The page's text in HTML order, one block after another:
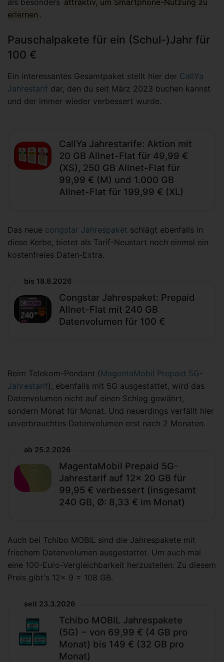
als besonders attraktiv, um Smartphone-Nutzung zu
erlernen .
Pauschalpakete für ein (Schul-)Jahr für
100 €
Ein interessantes Gesamtpaket stellt hier der CallYa
Jahrestarif dar, den du seit März 2023 buchen kannst
und der immer wieder verbessert wurde.
CallYa Jahrestarife: Aktion mit
20 GB Allnet-Flat für 49,99 €
(XS), 250 GB Allnet-Flat für
99,99 € (M) und 1.000 GB
Allnet-Flat für 199,99 € (XL)
Das neue congstar Jahrespaket schlägt ebenfalls in
diese Kerbe, bietet als Tarif-Neustart noch einmal ein
kostenfreies Daten-Extra.
bis 18.8.2026
Congstar Jahrespaket: Prepaid
Allnet-Flat mit 240 GB
Datenvolumen für 100 €
Beim Telekom-Pendant (MagentaMobil Prepaid 5G-
Jahrestarif), ebenfalls mit 5G ausgestattet, wird das
Datenvolumen nicht auf einen Schlag gewährt,
sondern Monat für Monat. Und neuerdings verfällt hier
unverbrauchtes Datenvolumen erst nach 2 Monaten.
ab 25.2.2026
MagentaMobil Prepaid 5G-
Jahrestarif auf 12x 20 GB für
99,95 € verbessert (insgesamt
240 GB, Ø: 8,33 € im Monat)
Auch bei Tchibo MOBIL sind die Jahrespakete mit
frischem Datenvolumen ausgestattet. Um auch mal
eine 100-Euro-Vergleichbarkeit herzustellen: Zu diesem
Preis gibt's 12x 9 = 108 GB.
seit 23.3.2026
Tchibo MOBIL Jahrespakete
(5G) − von 69,99 € (4 GB pro
Monat) bis 149 € (32 GB pro
Monat)